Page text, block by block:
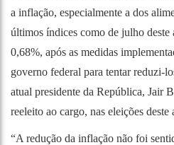
a inflação, especialmente a dos
últimos índices como de julho deste
0,68%, após as medidas
governo federal para tentar reduzi-
atual presidente da República, Jair
reeleito ao cargo, nas eleições deste
“A redução da inflação não foi